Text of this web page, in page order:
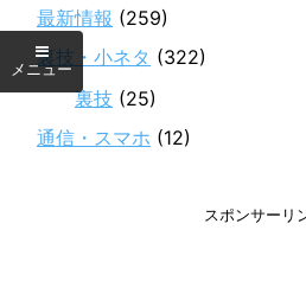
最新情報 (259)
裏技・小ネタ (322)
裏技 (25)
通信・スマホ (12)
スポンサーリ